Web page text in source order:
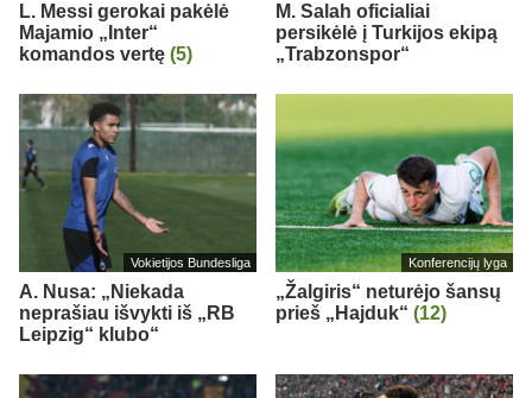
L. Messi gerokai pakėlė
Majamio „Inter“
komandos vertę (5)
M. Salah oficialiai
persikėlė į Turkijos ekipą
„Trabzonspor“
Vokietijos Bundesliga
A. Nusa: „Niekada
neprašiau išvykti iš „RB
Leipzig“ klubo“
Konferencijų lyga
„Žalgiris“ neturėjo šansų
prieš „Hajduk“ (12)